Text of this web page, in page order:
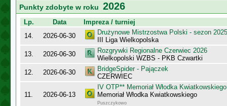
Punkty zdobyte w roku 2026
Lp. Data
Impreza / turniej
14.
2026-06-30
Drużynowe Mistrzostwa Polski - sezon
III Liga Wielkopolska
13.
2026-06-30
Rozgrywki Regionalne Czerwiec 2026
Wielkopolski WZBS - PKB Czwartki
12.
2026-06-30
BridgeSpider - Pajączek
CZERWIEC
11. 2026-06-13
IV OTP** Memoriał Włodka Kwiatkowskiego
Memoriał Włodka Kwiatkowskiego
Puszczykowo